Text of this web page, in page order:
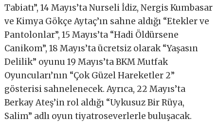
Tabiatı”, 14 Mayıs’ta Nurseli İdiz, Nergis Kumbasar
ve Kimya Gökçe Aytaç’ın sahne aldığı “Etekler ve
Pantolonlar”, 15 Mayıs’ta “Hadi Öldürsene
Canikom”, 18 Mayıs’ta ücretsiz olarak “Yaşasın
Delilik” oyunu 19 Mayıs’ta BKM Mutfak
Oyuncuları’nın “Çok Güzel Hareketler 2”
gösterisi sahnelenecek. Ayrıca, 22 Mayıs’ta
Berkay Ateş’in rol aldığı “Uykusuz Bir Rüya,
Salim” adlı oyun tiyatroseverlerle buluşacak.